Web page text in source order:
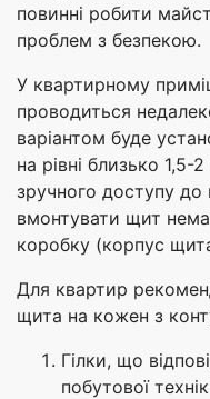
повинні робити
проблем з безпекою.
У квартирному
проводиться
варіантом буде
на рівні близько 1,5-
зручного доступу
вмонтувати щит
коробку (корпус
Для квартир
щита на кожен з
Гілки, що
побутової